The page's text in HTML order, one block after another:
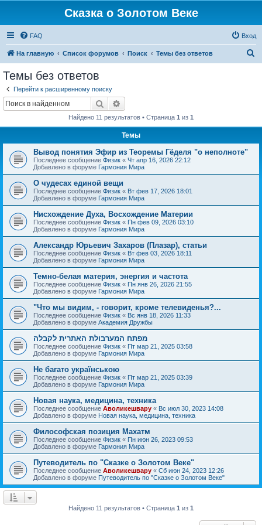
Сказка о Золотом Веке
FAQ Вход
На главную Список форумов Поиск Темы без ответов
Темы без ответов
Перейти к расширенному поиску
Поиск
Найдено 11 результатов • Страница 1 из 1
Темы
Вывод понятия Эфир из Теоремы Гёделя "о неполноте"
Последнее сообщение Физик « Чт апр 16, 2026 22:12
Добавлено в форуме Гармония Мира
О чудесах единой вещи
Последнее сообщение Физик « Вт фев 17, 2026 18:01
Добавлено в форуме Гармония Мира
Нисхождение Духа, Восхождение Материи
Последнее сообщение Физик « Пн фев 09, 2026 03:10
Добавлено в форуме Гармония Мира
Александр Юрьевич Захаров (Плазар), статьи
Последнее сообщение Физик « Вт фев 03, 2026 18:11
Добавлено в форуме Гармония Мира
Темно-белая материя, энергия и частота
Последнее сообщение Физик « Пн янв 26, 2026 21:55
Добавлено в форуме Гармония Мира
"Что мы видим, - говорит, кроме телевиденья?...
Последнее сообщение Физик « Вс янв 18, 2026 11:33
Добавлено в форуме Академия Дружбы
מפתח המערבולת האתרית לקבלה
Последнее сообщение Физик « Пт мар 21, 2025 03:58
Добавлено в форуме Гармония Мира
Не багато українською
Последнее сообщение Физик « Пт мар 21, 2025 03:39
Добавлено в форуме Гармония Мира
Новая наука, медицина, техника
Последнее сообщение Аволикешвару « Вс июл 30, 2023 14:08
Добавлено в форуме Новая наука, медицина, техника
Философская позиция Махатм
Последнее сообщение Физик « Пн июн 26, 2023 09:53
Добавлено в форуме Гармония Мира
Путеводитель по "Сказке о Золотом Веке"
Последнее сообщение Аволикешвару « Сб июн 24, 2023 12:26
Добавлено в форуме Путеводитель по "Сказке о Золотом Веке"
Найдено 11 результатов • Страница 1 из 1